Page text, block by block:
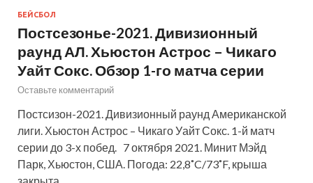
БЕЙСБОЛ
Постсезонье-2021. Дивизионный
раунд АЛ. Хьюстон Астрос – Чикаго
Уайт Сокс. Обзор 1-го матча серии
Оставьте комментарий
Постсизон-2021. Дивизионный раунд Американской
лиги. Хьюстон Астрос – Чикаго Уайт Сокс. 1-й матч
серии до 3-х побед. 7 октября 2021. Минит Мэйд
Парк, Хьюстон, США. Погода: 22,8˚C/73˚F, крыша